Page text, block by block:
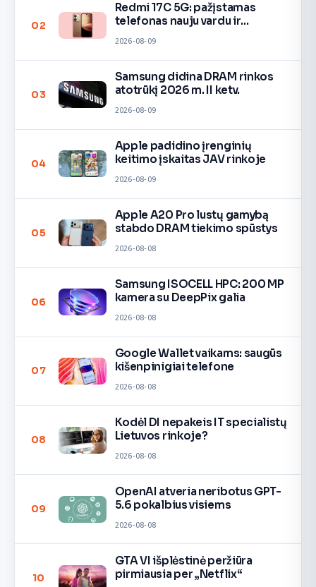
02
Redmi 17C 5G: pažįstamas
telefonas nauju vardu ir
2026-08-09
03
Samsung didina DRAM rinkos
atotrūkį 2026 m. II ketv.
2026-08-09
04
Apple padidino įrenginių
keitimo įskaitas JAV rinkoje
2026-08-09
05
Apple A20 Pro lustų gamybą
stabdo DRAM tiekimo spūstys
2026-08-08
06
Samsung ISOCELL HPC: 200 MP
kamera su DeepPix galia
2026-08-08
07
Google Wallet vaikams: saugūs
kišenpinigiai telefone
2026-08-08
08
Kodėl DI nepakeis IT specialistų
Lietuvos rinkoje?
2026-08-08
09
OpenAI atveria neribotus GPT-
5.6 pokalbius visiems
2026-08-08
10
GTA VI išplėstinė peržiūra
pirmiausia per „Netflix“